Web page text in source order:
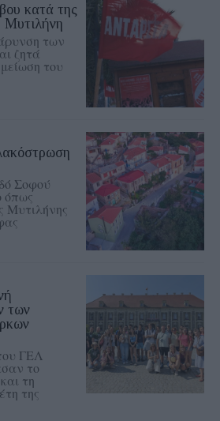
κατά της
Μυτιλήνη
των
ζητά
του
Σοφού
όπως
Μυτιλήνης
των
ΓΕΛ
το
τη
της